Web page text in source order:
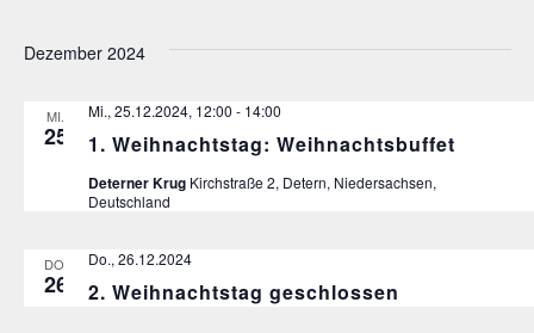
Dezember 2024
MI.
25 1. Weihnachtstag: Weihnachtsbuffet
Mi., 25.12.2024, 12:00 - 14:00
Deterner Krug Kirchstraße 2, Detern, Niedersachsen,
Deutschland
DO.
26 2. Weihnachtstag geschlossen
Do., 26.12.2024